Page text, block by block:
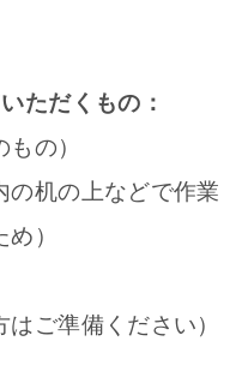
ただくもの：
の）
の机の上などで作業
）
ご準備ください）